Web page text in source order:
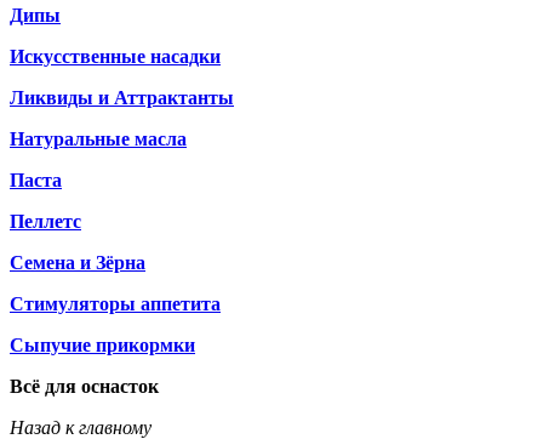
Дипы
Искусственные насадки
Ликвиды и Аттрактанты
Натуральные масла
Паста
Пеллетс
Семена и Зёрна
Стимуляторы аппетита
Сыпучие прикормки
Всё для оснасток
Назад к главному